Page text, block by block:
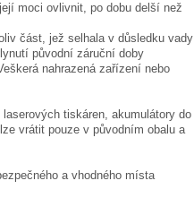
moci ovlivnit, po dobu delší než
část, jež selhala v důsledku vady
původní záruční doby
nahrazená zařízení nebo
tiskáren, akumulátory do
vrátit pouze v původním obalu a
a vhodného místa